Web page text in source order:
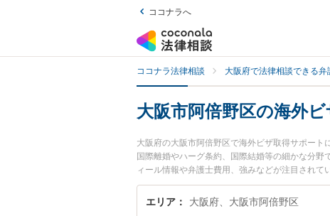
ココナラへ
ココナラ法律相談 大阪府で法律相談できる弁
大阪市阿倍野区の海外
大阪府の大阪市阿倍野区で海外ビザ取得サポー
国際離婚やハーグ条約、国際結婚等の細かな分
ィール情報や弁護士費用、強みなどが注目され
取得サポートのトラブル解決の実績豊富な近く
どでお困りの相談者さんにおすすめです。
エリア 大阪府、大阪市阿倍野区